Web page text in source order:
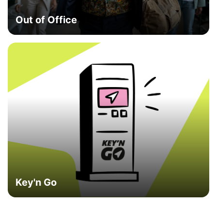
Out of Office
Key'n Go